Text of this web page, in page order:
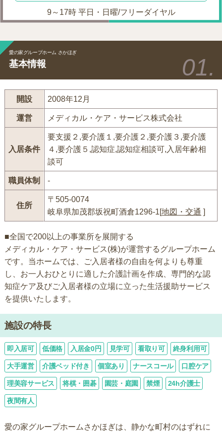
9～17時 平日・日曜/フリーダイヤル
愛の家グループホーム さかほぎ
基本情報
開設 2008年12月
運営 メディカル・ケア・サービス株式会社
入居条件
要支援２,要介護１,要介護２,要介護３,要介護
４,要介護５,認知症,認知症相談可,入居年齢相
談可
職員体制 -
住所
〒505-0074
岐阜県加茂郡坂祝町酒倉1296-1[地図・交通 ]
■全国で200以上の事業所を展開する
メディカル・ケア・サービス(株)が運営するグループホーム
です。当ホームでは、ご入居者様の自由を何よりも尊重
し、お一人おひとりに適した介護計画を作成、専門的な認
知症ケア及びご入居者様の立場に立った生活援助サービス
を提供いたします。
施設の特長
即入居可 低価格 入居金0円 見学可 看取り可 終身利用可
大手運営 介護ベッド付き 個室あり ナースコール 口腔ケア
理美容サービス 将棋・囲碁 園芸・庭園 禁煙 24h介護士
夜間有人
愛の家グループホームさかほぎは、静かな町村のはずれに